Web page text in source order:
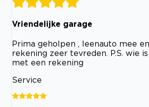
Vriendelijke garage
Prima geholpen , leenauto mee
rekening zeer tevreden. P.S. wie
met een rekening
Service